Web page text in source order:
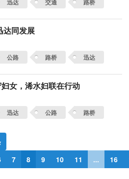
迅达 交通 路桥
达同发展
公路 路桥 迅达
女，浠水妇联在行动
迅达 公路 路桥
7 8 9 10 11 ... 16